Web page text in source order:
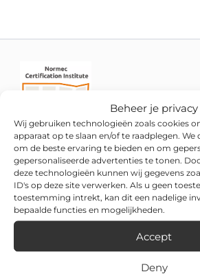
Beheer je privacy
Wij gebruiken technologieën zoals cookies
apparaat op te slaan en/of te raadplegen.
om de beste ervaring te bieden en om
gepersonaliseerde advertenties te tonen.
deze technologieën kunnen wij gegevens
ID's op deze site verwerken. Als u geen
toestemming intrekt, kan dit een nadelige
bepaalde functies en mogelijkheden.
Accept
Deny